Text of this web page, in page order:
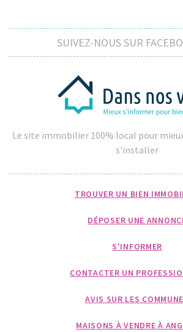
SUIVEZ-NOUS SUR
Le site immobilier 100% local pour
s'installer
TROUVER UN BIEN
DÉPOSER UNE
S'INFORMER
CONTACTER UN
AVIS SUR LES
MAISONS À VENDRE À